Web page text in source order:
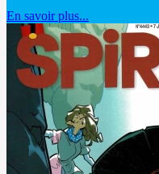
En savoir plus...